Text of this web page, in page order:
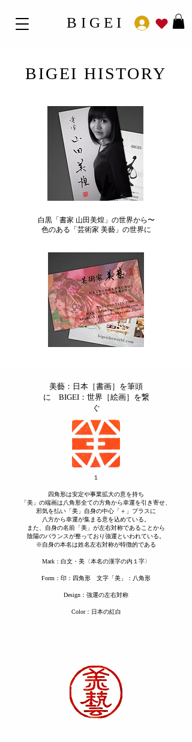
BIGEI
​BIGEI HISTORY
​白黒「書家 山田美煌」の世界から〜
色のある「芸術家 美藝」の世界に
美藝：日本［書画］を筆頭
に BIGEI：世界［絵画］を繋
ぐ
１
四角形は安定や事業拡大の意を持ち
「美」の端画は八角形全ての方角から幸運を引き寄せ、
邪気を払い​「美」自身の中心「＋」プラスに
八方から幸運が集まる意を込めている。
また、自身の名前「美」が左右対称であることから
陰陽のバランスが整っており強運といわれている。
※​自身の本名は姓名左右対称が特徴的である
​Mark：白文・美〈本名の漢字の内１字〉
Form：印：四角形 文字「美」：八角形
​Design：強運の左右対称
Color：日本の紅白